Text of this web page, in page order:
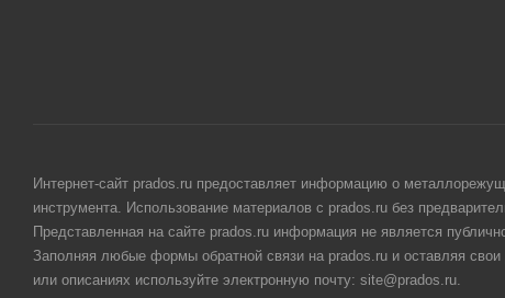
Интернет-сайт prados.ru предоставляет информацию о
инструмента. Использование материалов с prados.ru без
Представленная на сайте prados.ru информация не является
Заполняя любые формы обратной связи на prados.ru и оставляя
или описаниях используйте электронную почту: site@prados.ru.